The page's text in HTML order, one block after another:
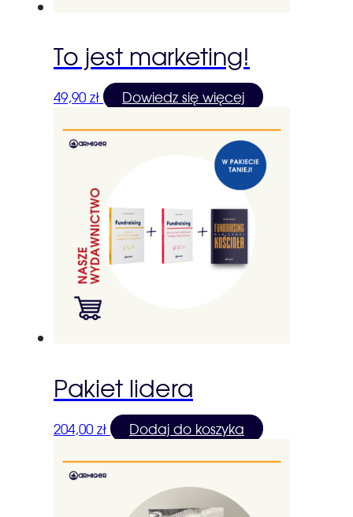
To jest marketing!
49,90 zł Dowiedz się więcej
Pakiet lidera
204,00 zł Dodaj do koszyka